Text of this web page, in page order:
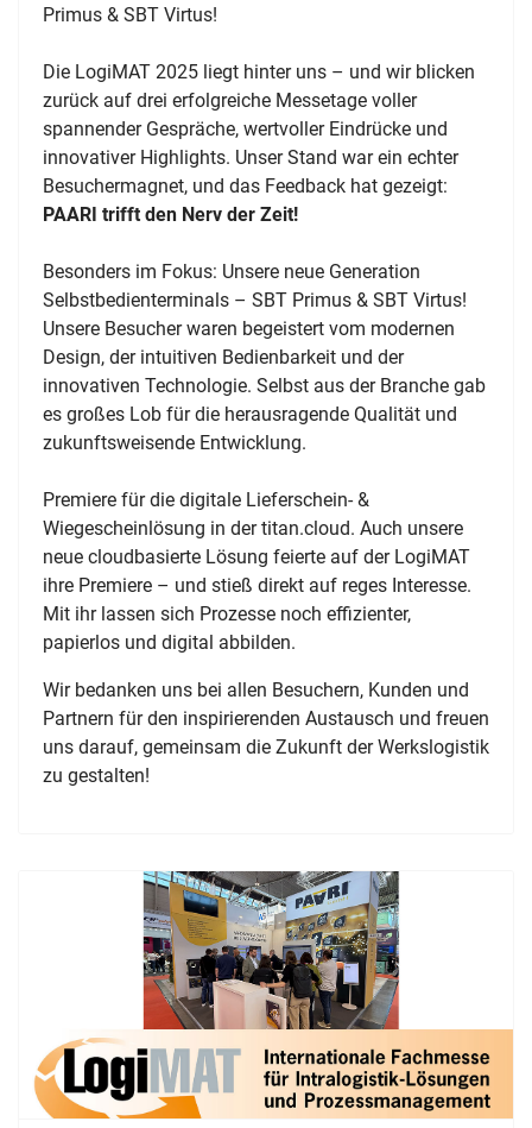
Primus & SBT Virtus!
Die LogiMAT 2025 liegt hinter uns – und wir blicken
zurück auf drei erfolgreiche Messetage voller
spannender Gespräche, wertvoller Eindrücke und
innovativer Highlights. Unser Stand war ein echter
Besuchermagnet, und das Feedback hat gezeigt:
PAARI trifft den Nerv der Zeit!
Besonders im Fokus: Unsere neue Generation
Selbstbedienterminals – SBT Primus & SBT Virtus!
Unsere Besucher waren begeistert vom modernen
Design, der intuitiven Bedienbarkeit und der
innovativen Technologie. Selbst aus der Branche gab
es großes Lob für die herausragende Qualität und
zukunftsweisende Entwicklung.
Premiere für die digitale Lieferschein- &
Wiegescheinlösung in der titan.cloud. Auch unsere
neue cloudbasierte Lösung feierte auf der LogiMAT
ihre Premiere – und stieß direkt auf reges Interesse.
Mit ihr lassen sich Prozesse noch effizienter,
papierlos und digital abbilden.
Wir bedanken uns bei allen Besuchern, Kunden und
Partnern für den inspirierenden Austausch und freuen
uns darauf, gemeinsam die Zukunft der Werkslogistik
zu gestalten!